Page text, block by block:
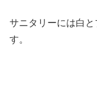
サニタリーには白
す。